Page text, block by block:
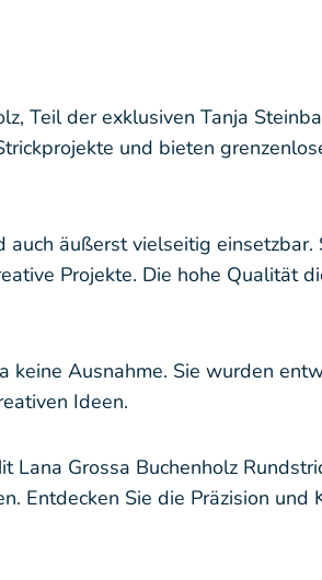
Teil der exklusiven Tanja
und bieten
äußerst vielseitig einsetzbar.
Projekte. Die hohe Qualität
keine Ausnahme. Sie wurden
Ideen.
Lana Grossa Buchenholz
Entdecken Sie die Präzision und